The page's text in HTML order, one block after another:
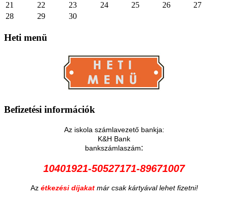
21
22 23 24 25 26
27
28
29 30
Heti menü
Befizetési információk
Az iskola számlavezető bankja:
K&H Bank
bankszámlaszám:
10401921-50527171-89671007
Az étkezési díjakat már csak kártyával lehet fizetni!